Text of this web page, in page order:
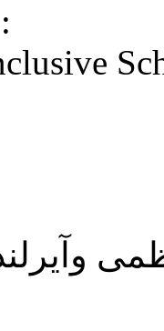
عنوان الكتاب: